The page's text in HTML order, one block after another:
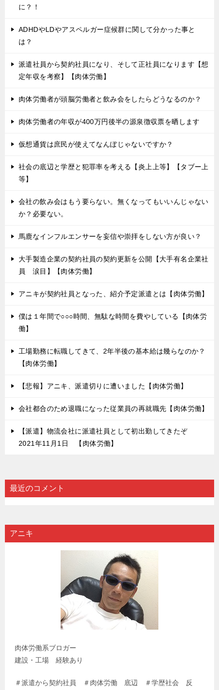
に？！
ADHDやLDやアスペルガー症候群に関して分かった事と
は？
派遣社員から契約社員になり、そして正社員になります【想
定年収を考察】【肉体労働】
肉体労働者が頭脳労働者と飲み会をしたらどうなるのか？
肉体労働者の年収が400万円後半の源泉徴収票を晒します
仮想通貨は庶民が使えてなんぼじゃないですか？
社会の底辺と学歴と犯罪率を考える【炎上上等】【タブー上
等】
会社の飲み会はもう要らない。無くなってもいいんじゃない
か？必要ない。
馬鹿なインフルエンサーを妄信や崇拝をしない方が良い？
大手製造企業の契約社員の契約更新を公開【大手有名企業社
員 涙目】【肉体労働】
アニキが契約社員となった、紹介予定派遣とは【肉体労働】
僕は１年間で○○○時間、無駄な時間を費やしている【肉体労
働】
工場勤務に転職してきて、2年半後の基本給は幾らなのか？
【肉体労働】
【悲報】アニキ、派遣切りに遭いました【肉体労働】
会社都合のため退職になった従業員の再就職先【肉体労働】
【派遣】物流会社に派遣社員として初出勤してきたぞ
2021年11月1日 【肉体労働】
最近のコメント
アニキ
肉体労働系ブロガー
建設・工場 経験あり
＃派遣から契約社員 ＃肉体労働 底辺 ＃学歴社会 反